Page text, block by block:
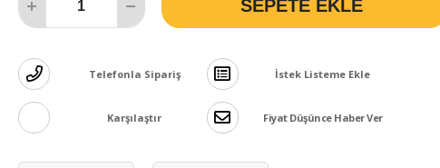
Telefonla Sipariş İstek Listeme Ekle
Karşılaştır Fiyat Düşünce Haber Ver